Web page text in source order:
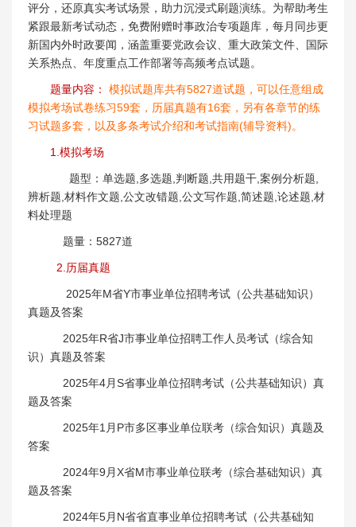
评分，还原真实考试场景，助力沉浸式刷题演练。为帮助考生
紧跟最新考试动态，免费附赠时事政治专项题库，每月同步更
新国内外时政要闻，涵盖重要党政会议、重大政策文件、国际
关系热点、年度重点工作部署等高频考点试题。
题量内容： 模拟试题库共有5827道试题，可以任意组成
模拟考场试卷练习59套，历届真题有16套，另有各章节的练
习试题多套，以及多条考试介绍和考试指南(辅导资料)。
1.模拟考场
题型：单选题,多选题,判断题,共用题干,案例分析题,
辨析题,材料作文题,公文改错题,公文写作题,简述题,论述题,材
料处理题
题量：5827道
2.历届真题
2025年M省Y市事业单位招聘考试（公共基础知识）
真题及答案
2025年R省J市事业单位招聘工作人员考试（综合知
识）真题及答案
2025年4月S省事业单位招聘考试（公共基础知识）真
题及答案
2025年1月P市多区事业单位联考（综合知识）真题及
答案
2024年9月X省M市事业单位联考（综合基础知识）真
题及答案
2024年5月N省省直事业单位招聘考试（公共基础知